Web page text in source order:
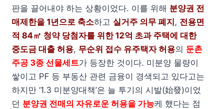
판을 끌어내야 하는 상황이었다. 이를 위해 분양권 전
매제한을 1년으로 축소하고 실거주 의무 폐지 , 전용면
적 84㎡ 청약 당첨자를 위한 12억 초과 주택에 대한
중도금 대출 허용, 무순위 접수 유주택자 허용의 둔촌
주공 3종 선물세트가 등장한 것이다. 미분양 물량이
쌓이고 PF 등 부동산 관련 금융이 경색되고 있다고는
하지만 ‘1.3 미분양대책’은 늘 투기의 시발(始發)이었
던 분양권 전매의 자유로운 허용을 가능케 했다는 점